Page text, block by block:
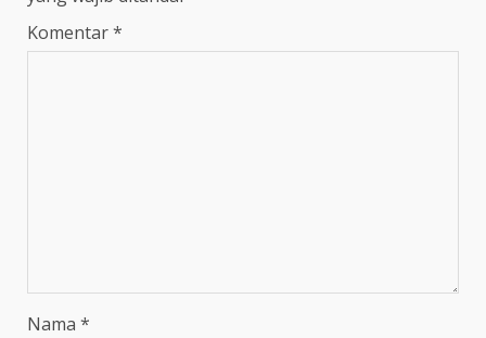
Komentar*
Nama *